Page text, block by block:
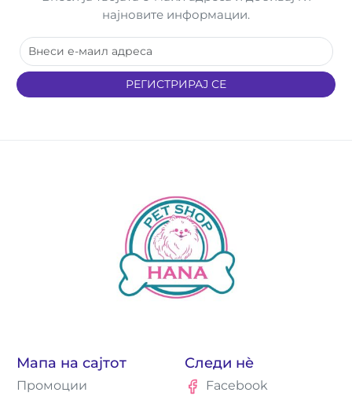
најновите информации.
РЕГИСТРИРАЈ СЕ
Мапа на сајтот
Промоции
Следи нè
Facebook